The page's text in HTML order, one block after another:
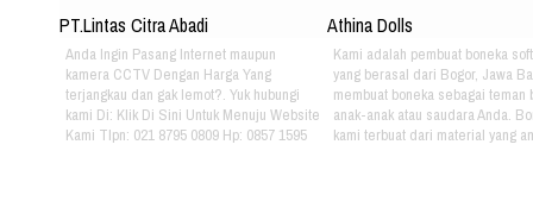
PT.Lintas Citra Abadi
Anda Ingin Pasang Internet maupun
kamera CCTV Dengan Harga Yang
terjangkau dan gak lemot?. Yuk hubungi
kami Di: Klik Di Sini Untuk Menuju Website
Kami Tlpn: 021 8795 0809 Hp: 0857 1595
Athina Dolls
Kami adalah pembuat boneka
yang berasal dari Bogor, Jawa
membuat boneka sebagai teman
anak-anak atau saudara Anda.
kami terbuat dari material yang